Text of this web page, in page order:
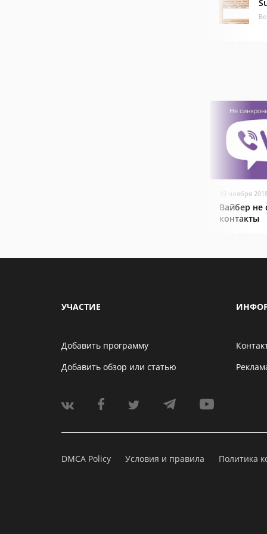
19 ноября
Вайбер не
контакты
УЧАСТИЕ
Добавить программу
Добавить обзор или статью
DMCA Policy Условия и правила Политика